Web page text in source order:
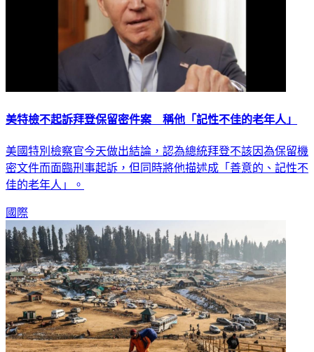
美特檢不起訴拜登保留密件案 稱他「記性不佳的老年人」
美國特別檢察官今天做出結論，認為總統拜登不該因為保留機
密文件而面臨刑事起訴，但同時將他描述成「善意的、記性不
佳的老年人」。
國際